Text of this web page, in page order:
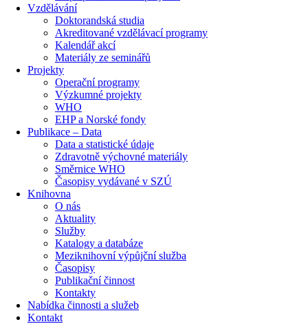
Vzdělávání
Doktorandská studia
Akreditované vzdělávací programy
Kalendář akcí
Materiály ze seminářů
Projekty
Operační programy
Výzkumné projekty
WHO
EHP a Norské fondy
Publikace – Data
Data a statistické údaje
Zdravotně výchovné materiály
Směrnice WHO
Časopisy vydávané v SZÚ
Knihovna
O nás
Aktuality
Služby
Katalogy a databáze
Meziknihovní výpůjční služba
Časopisy
Publikační činnost
Kontakty
Nabídka činnosti a služeb
Kontakt